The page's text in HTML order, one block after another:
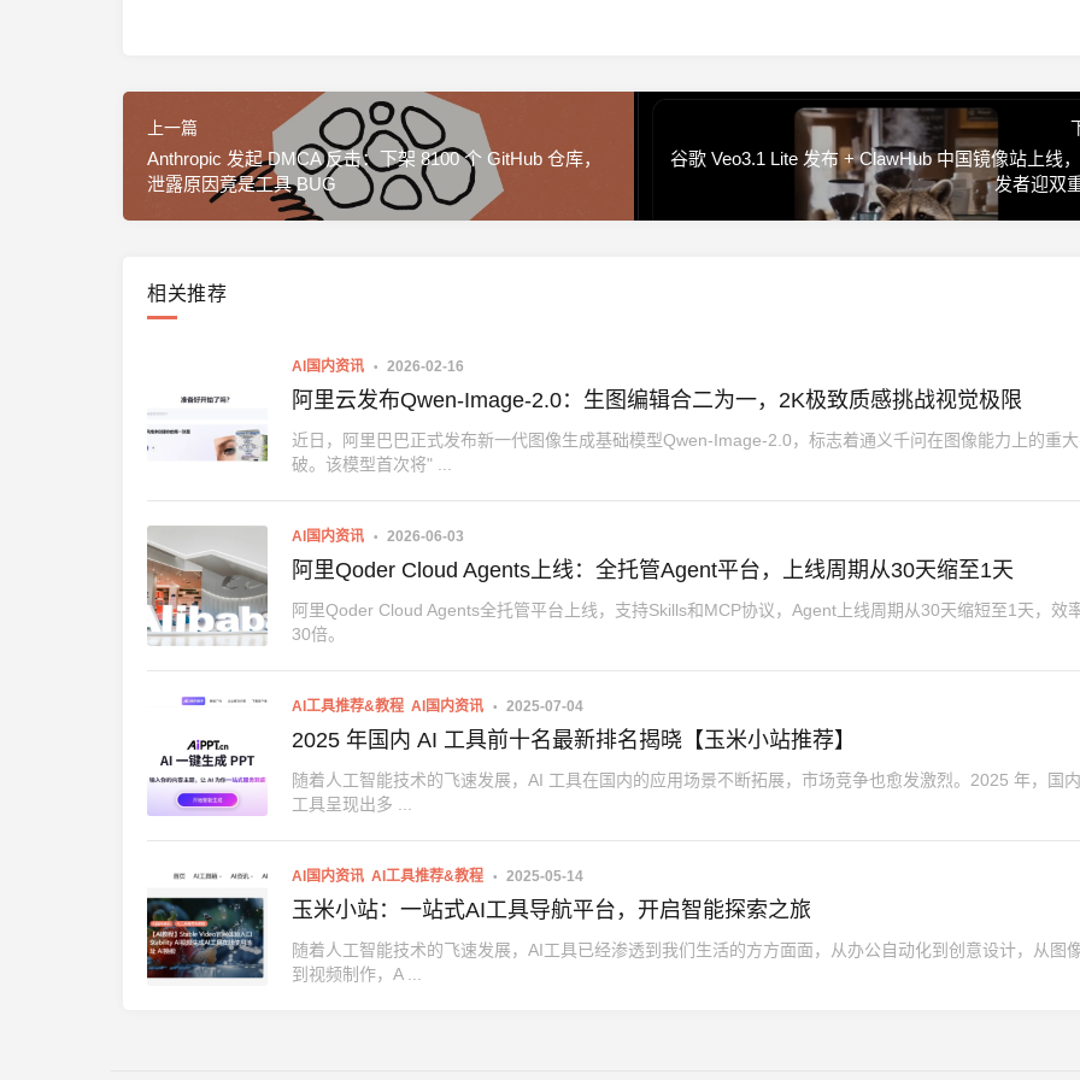
上一篇
Anthropic 发起 DMCA 反击：下架 8100 个 GitHub 仓库，
泄露原因竟是工具 BUG
谷歌 Veo3.1 Lite 发布 + ClawHub 中国镜像站上线
发者迎双
相关推荐
AI国内资讯 2026-02-16
阿里云发布Qwen-Image-2.0：生图编辑合二为一，2K极致质感挑战视觉极限
近日，阿里巴巴正式发布新一代图像生成基础模型Qwen-Image-2.0，标志着通义千问在图像能力上的重
破。该模型首次将" ...
AI国内资讯 2026-06-03
阿里Qoder Cloud Agents上线：全托管Agent平台，上线周期从30天缩至1天
阿里Qoder Cloud Agents全托管平台上线，支持Skills和MCP协议，Agent上线周期从30天缩短至1天，效
30倍。
AI工具推荐&教程 AI国内资讯 2025-07-04
2025 年国内 AI 工具前十名最新排名揭晓【玉米小站推荐】
随着人工智能技术的飞速发展，AI 工具在国内的应用场景不断拓展，市场竞争也愈发激烈。2025 年，国
工具呈现出多 ...
AI国内资讯 AI工具推荐&教程 2025-05-14
玉米小站：一站式AI工具导航平台，开启智能探索之旅
随着人工智能技术的飞速发展，AI工具已经渗透到我们生活的方方面面，从办公自动化到创意设计，从图
到视频制作，A ...